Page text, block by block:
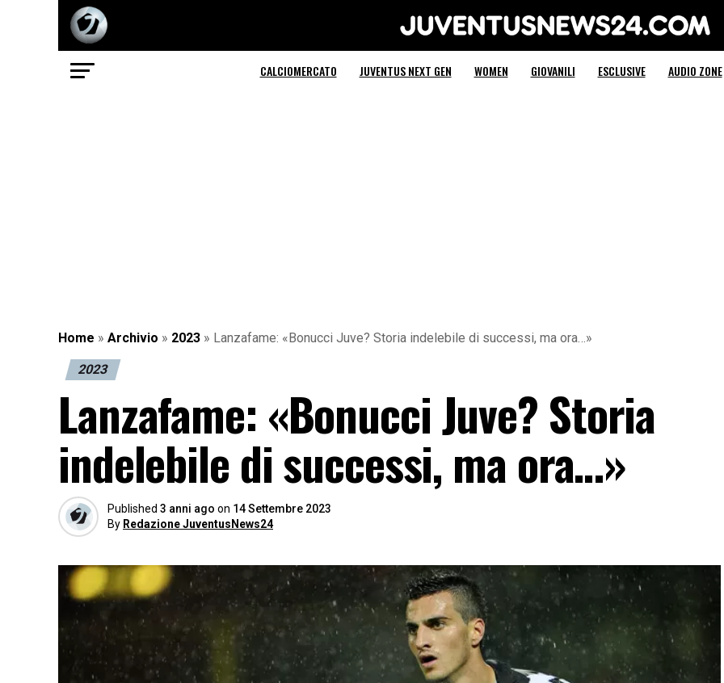
Juventus News 24
CALCIOMERCATO JUVENTUS NEXT GEN WOMEN GIOVANILI ESCLUSIVE AUDIO ZONE
Home » Archivio » 2023 » Lanzafame: «Bonucci Juve? Storia indelebile di successi, ma ora…»
2023
Lanzafame: «Bonucci Juve? Storia
indelebile di successi, ma ora…»
Published 3 anni ago on 14 Settembre 2023
By Redazione JuventusNews24